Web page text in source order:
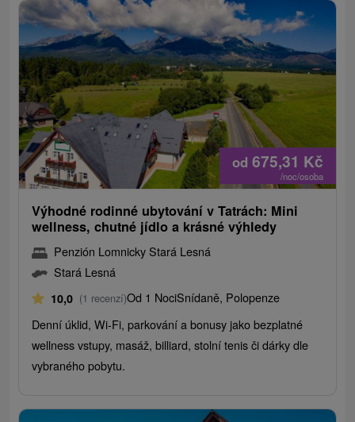
od 675,31 Kč
/noc/osoba
Výhodné rodinné ubytování v Tatrách: Mini
wellness, chutné jídlo a krásné výhledy
Penzión Lomnicky Stará Lesná
Stará Lesná
10,0 (1 recenzí)Od 1 NociSnídaně, Polopenze
Denní úklid, Wi-Fi, parkování a bonusy jako bezplatné
wellness vstupy, masáž, billiard, stolní tenis či dárky dle
vybraného pobytu.